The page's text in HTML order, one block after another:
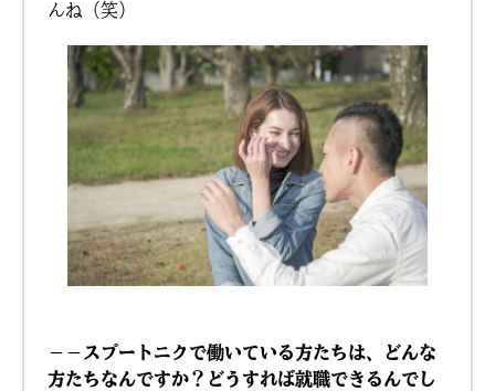
んね（笑）
－－スプートニクで働いている方たちは、どんな
方たちなんですか？どうすれば就職できるんでし